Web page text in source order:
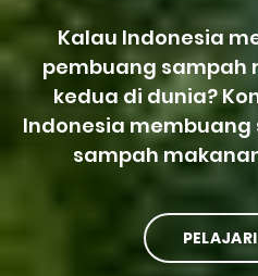
Kalau Indonesia
pembuang sampah
kedua di dunia?
Indonesia
sampah